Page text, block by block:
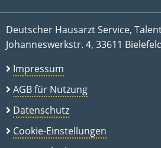
Deutscher Hausarzt Service,
Johanneswerkstr. 4, 33611
Impressum
AGB für Nutzung
Datenschutz
Cookie-Einstellungen